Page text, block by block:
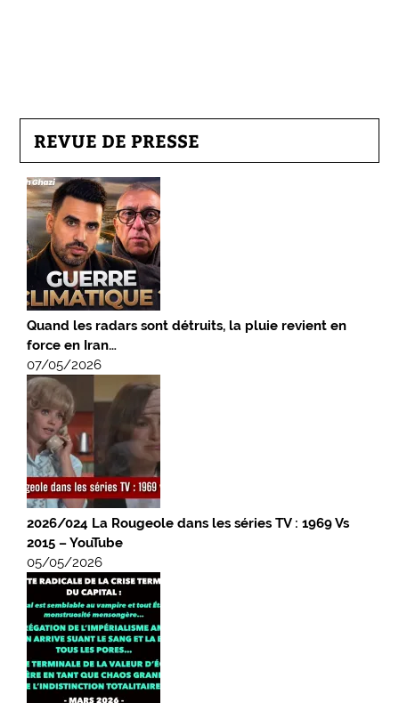
REVUE DE PRESSE
Quand les radars sont détruits, la pluie revient en
force en Iran…
07/05/2026
2026/024 La Rougeole dans les séries TV : 1969 Vs
2015 – YouTube
05/05/2026